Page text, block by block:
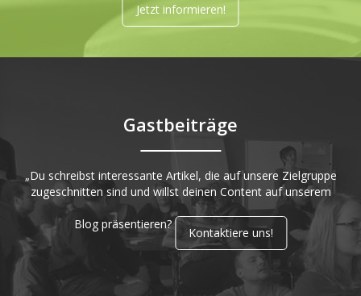
Jetzt informieren!
Gastbeiträge
„Du schreibst interessante Artikel, die auf unsere Zielgruppe
zugeschnitten sind und willst deinen Content auf unserem
Blog präsentieren?
Kontaktiere uns!